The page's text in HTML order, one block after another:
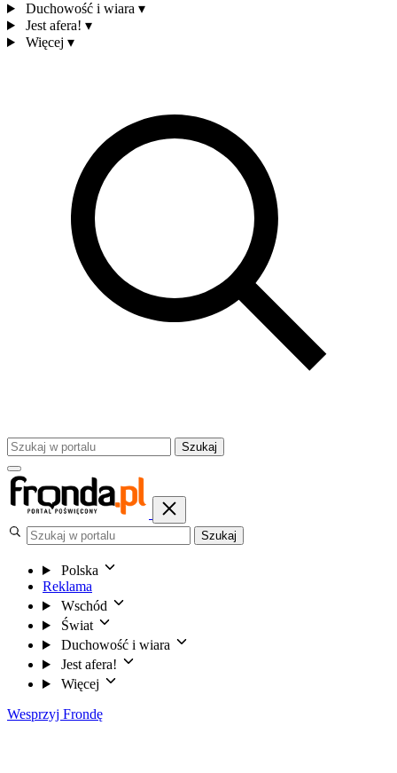
Duchowość i wiara ▾
Jest afera! ▾
Więcej ▾
Szukaj
Szukaj
Polska
Reklama
Wschód
Świat
Duchowość i wiara
Jest afera!
Więcej
Wesprzyj Frondę